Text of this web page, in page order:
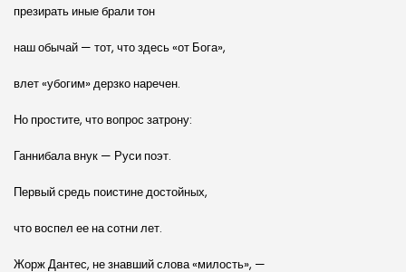
презирать иные брали тон
наш обычай — тот, что здесь «от Бога»,
влет «убогим» дерзко наречен.
Но простите, что вопрос затрону:
Ганнибала внук — Руси поэт.
Первый средь поистине достойных,
что воспел ее на сотни лет.
Жорж Дантес, не знавший слова «милость», —